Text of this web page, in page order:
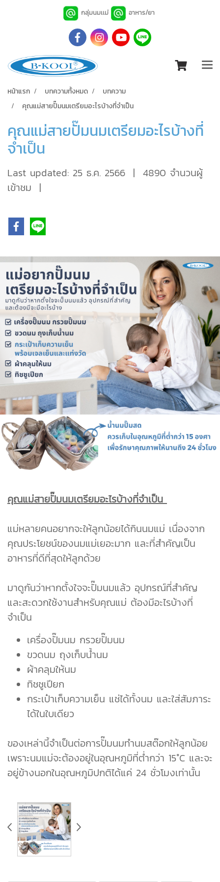
กลุ่มนมเเม่ อาหาร/ยา
หน้าแรก บทความทั้งหมด
บทความ
คุณแม่สายปั๊มนมเตรียมอะไรบ้างที่จำเป็น
คุณแม่สายปั๊มนมเตรียมอะไรบ้างที่
จำเป็น
Last updated: 25 ธ.ค. 2566 | 4890 จำนวนผู้
เข้าชม |
คุณแม่สายปั๊มนมเตรียมอะไรบ้างที่จำเป็น
แม่หลายคนอยากจะให้ลูกน้อยได้กินนมแม่ เนื่องจาก
คุณประโยชน์ของนมแม่เยอะมาก และที่สำคัญเป็น
อาหารที่ดีที่สุดให้ลูกด้วย
มาดูกันว่าหากตั้งใจจะปั๊มนมแล้ว อุปกรณ์ที่สำคัญ
และสะดวกใช้งานสำหรับคุณแม่ ต้องมีอะไรบ้างที่
จำเป็น
เครื่องปั๊มนม กรวยปั๊มนม
ขวดนม ถุงเก็บน้ำนม
ผ้าคลุมให้นม
ทิชชูเปียก
กระเป๋าเก็บความเย็น แช่ได้ทั้งนม และใส่สัมภาระ
ได้ในใบเดียว
ของเหล่านี้จำเป็นต่อการปั๊มนมทำนมสต๊อกให้ลูกน้อย
เพราะนมแม่จะต้องอยู่ในอุณหภูมิที่ต่ำกว่า 15°C และจะ
อยู่ข้างนอกในอุณหภูมิปกติได้แค่ 24 ชั่วโมงเท่านั้น